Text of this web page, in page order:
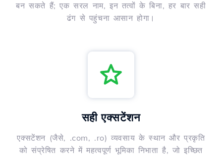
बन सकते हैं; एक सरल नाम, इन तत्वों के बिना, हर बार सही
ढंग से पहुंचना आसान होगा।
सही एक्सटेंशन
एक्सटेंशन (जैसे, .com, .ro) व्यवसाय के स्थान और प्रकृति
को संप्रेषित करने में महत्वपूर्ण भूमिका निभाता है, जो इच्छित